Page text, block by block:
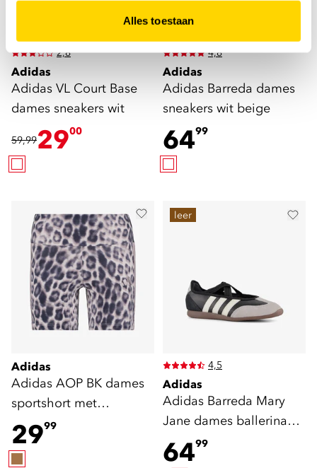
Alles toestaan
2,8
Adidas
Adidas VL Court Base
dames sneakers wit
59,992900
4,8
Adidas
Adidas Barreda dames
sneakers wit beige
6499
Adidas
Adidas AOP BK dames
sportshort met
panterprint
2999
leer
4,5
Adidas
Adidas Barreda Mary
Jane dames ballerina
sneakers zwart
6499